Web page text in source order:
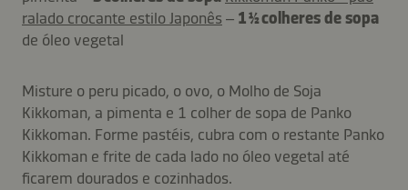
ralado crocante estilo Japonês – 1 ½ colheres de sopa
de óleo vegetal
Misture o peru picado, o ovo, o Molho de Soja
Kikkoman, a pimenta e 1 colher de sopa de Panko
Kikkoman. Forme pastéis, cubra com o restante Panko
Kikkoman e frite de cada lado no óleo vegetal até
ficarem dourados e cozinhados.